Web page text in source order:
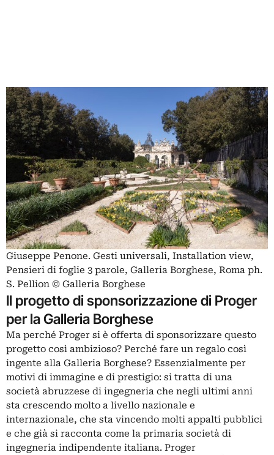
Giuseppe Penone. Gesti universali, Installation view,
Pensieri di foglie 3 parole, Galleria Borghese, Roma ph.
S. Pellion © Galleria Borghese
Il progetto di sponsorizzazione di Proger
per la Galleria Borghese
Ma perché Proger si è offerta di sponsorizzare questo
progetto così ambizioso? Perché fare un regalo così
ingente alla Galleria Borghese? Essenzialmente per
motivi di immagine e di prestigio: si tratta di una
società abruzzese di ingegneria che negli ultimi anni
sta crescendo molto a livello nazionale e
internazionale, che sta vincendo molti appalti pubblici
e che già si racconta come la primaria società di
ingegneria indipendente italiana. Proger